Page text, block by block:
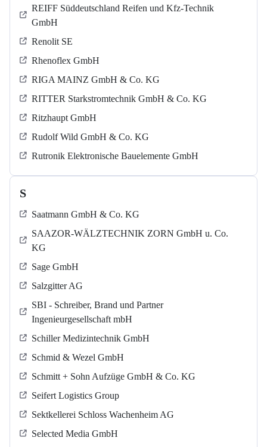
REIFF Süddeutschland Reifen und Kfz-Technik
GmbH
Renolit SE
Rhenoflex GmbH
RIGA MAINZ GmbH & Co. KG
RITTER Starkstromtechnik GmbH & Co. KG
Ritzhaupt GmbH
Rudolf Wild GmbH & Co. KG
Rutronik Elektronische Bauelemente GmbH
S
Saatmann GmbH & Co. KG
SAAZOR-WÄLZTECHNIK ZORN GmbH u. Co.
KG
Sage GmbH
Salzgitter AG
SBI - Schreiber, Brand und Partner
Ingenieurgesellschaft mbH
Schiller Medizintechnik GmbH
Schmid & Wezel GmbH
Schmitt + Sohn Aufzüge GmbH & Co. KG
Seifert Logistics Group
Sektkellerei Schloss Wachenheim AG
Selected Media GmbH